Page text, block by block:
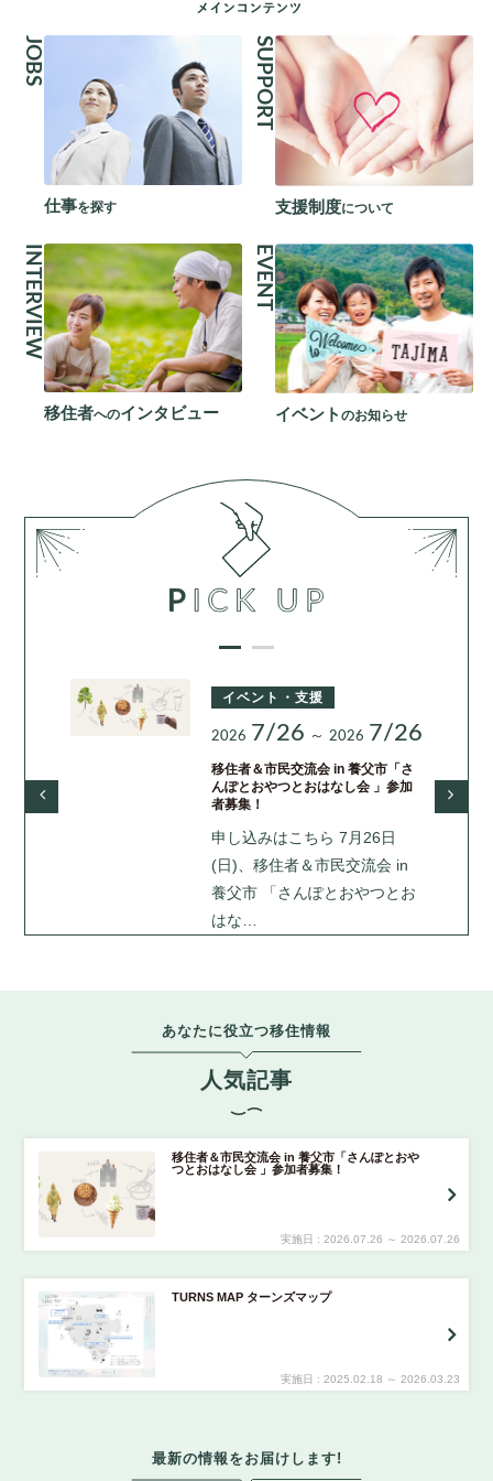
JOBS
仕事を探す
SUPPORT
支援制度について
INTERVIEW
移住者へのインタビュー
EVENT
イベントのお知らせ
イベント・支援
2026 7/26 ～ 2026 7/26
移住者＆市民交流会 in 養父市「さ
んぽとおやつとおはなし会 」参加
者募集！
申し込みはこちら 7月26日
(日)、移住者＆市民交流会 in
養父市 「さんぽとおやつとお
はな…
あなたに役立つ移住情報
人気記事
移住者＆市民交流会 in 養父市「さんぽとおや
つとおはなし会 」参加者募集！
実施日 : 2026 07.26 ～ 2026 07.26
TURNS MAP ターンズマップ
実施日 : 2025 02.18 ～ 2026 03.23
最新の情報をお届けします!